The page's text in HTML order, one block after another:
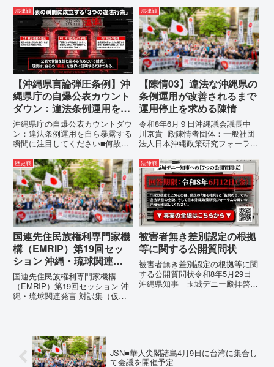
所：沖縄県那覇市電 話：080-
【陳情03】沖縄県におけるメデ
ィア誤報の放置および行政の不作
為に対する責任追及と再発防...
に、玉城デニー宛に以下の違法状
態の指摘と意見陳述（弁明）留保
の通告を行いました。沖縄県は、
この時は、違法を認めて軌道修正
す...
法律戦
【沖縄県言論弾圧条例】沖
縄県庁の自爆公表カウント
ダウン：違法条例運用を自
ら暴露する瞬間に注目して
ください
沖縄県庁の自爆公表カウントダウ
ン：違法条例運用を自ら暴露する
瞬間に注目してください■何故、
テルを貼りたい本当の理由「なぜ
沖縄県庁は、法を無視してまで私
を封じ込めようとするのか。」そ
の理由は明確です。県政が統治
の...
法律戦
【陳情03】違法な沖縄県の
条例運用が改善されるまで
運用停止を求める陳情
令和8年6月９日沖縄議会議長中
川京貴 殿陳情者団体：一般社団
法人日本沖縄政策研究フォーラム
所：沖縄県那覇市電 話：080-違
法な沖縄県の条例運用が改善され
るまで運用停止を求める陳情陳情
の趣旨沖縄県は、「沖縄県...
歴史戦
国連先住民族権利専門家機
構（EMRIP）第19回セッ
ション 沖縄・琉球関連発
言 対訳集（仮訳）
国連先住民族権利専門家機構
（EMRIP）第19回セッション 沖
縄・琉球関連発言 対訳集（仮
定、PFAS（有機フッ素化合物）
問題、米軍基地、伝統文化（...
法律戦
被害者無き差別認定の根拠
等に関する公開質問状
被害者無き差別認定の根拠等に関
する公開質問状令和8年5月29日
沖縄県知事 玉城デニー殿拝啓貴
JSN■華人尖閣諸島4月9日に台湾に集合し
て会議を開催予定